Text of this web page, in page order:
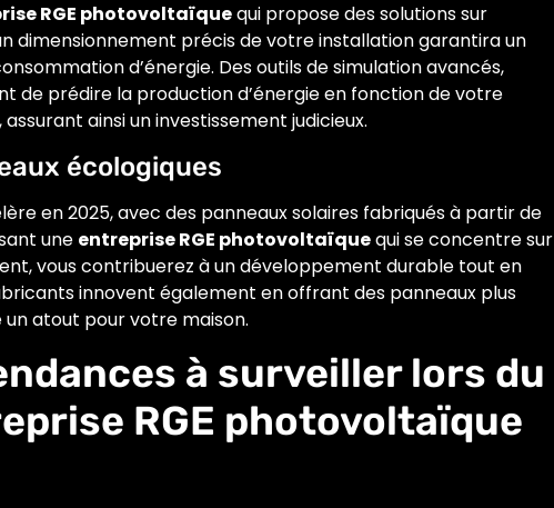
RGE photovoltaïquequi propose des solutions sur
dimensionnement précis de votre installation garantira un
d’énergie. Des outils de simulation avancés,
de prédire la production d’énergie en fonction de votre
ainsi un investissement judicieux.
écologiques
en 2025, avec des panneaux solaires fabriqués à partir de
une entreprise RGE photovoltaïquequi se concentre sur
vous contribuerez à un développement durable tout en
innovent également en offrant des panneaux plus
atout pour votre maison.
à surveiller lors du
RGE photovoltaïque